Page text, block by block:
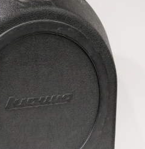
ウクレレ
パーカッション
電子ピアノ
その他楽器